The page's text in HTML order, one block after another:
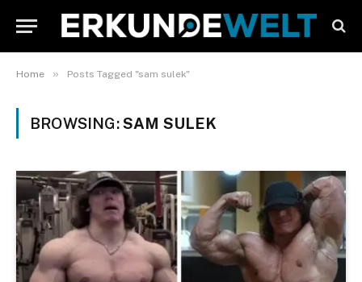
Home » Posts Tagged "sam sulek"
BROWSING:SAM SULEK